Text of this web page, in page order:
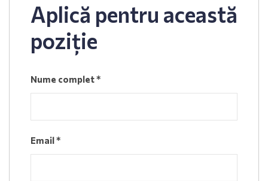
Aplică pentru această
poziție
Nume complet*
Email*